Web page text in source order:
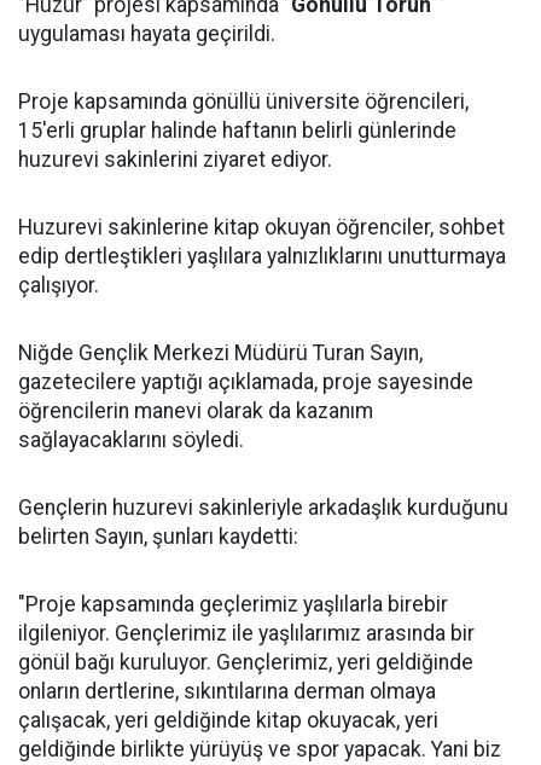
"Huzur" projesi kapsamında "Gönüllü Torun"
uygulaması hayata geçirildi.
Proje kapsamında gönüllü üniversite öğrencileri,
15'erli gruplar halinde haftanın belirli günlerinde
huzurevi sakinlerini ziyaret ediyor.
Huzurevi sakinlerine kitap okuyan öğrenciler, sohbet
edip dertleştikleri yaşlılara yalnızlıklarını unutturmaya
çalışıyor.
Niğde Gençlik Merkezi Müdürü Turan Sayın,
gazetecilere yaptığı açıklamada, proje sayesinde
öğrencilerin manevi olarak da kazanım
sağlayacaklarını söyledi.
Gençlerin huzurevi sakinleriyle arkadaşlık kurduğunu
belirten Sayın, şunları kaydetti:
"Proje kapsamında geçlerimiz yaşlılarla birebir
ilgileniyor. Gençlerimiz ile yaşlılarımız arasında bir
gönül bağı kuruluyor. Gençlerimiz, yeri geldiğinde
onların dertlerine, sıkıntılarına derman olmaya
çalışacak, yeri geldiğinde kitap okuyacak, yeri
geldiğinde birlikte yürüyüş ve spor yapacak. Yani biz